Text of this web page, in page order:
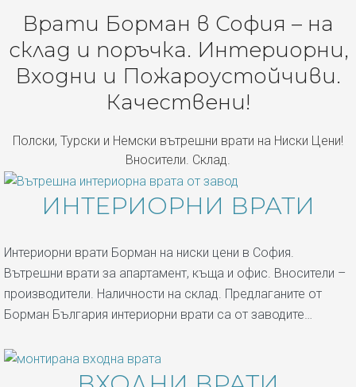
Врати Борман в София – на
склад и поръчка. Интериорни,
Входни и Пожароустойчиви.
Качествени!
Полски, Турски и Немски вътрешни врати на Ниски Цени!
Вносители. Склад.
ИНТЕРИОРНИ ВРАТИ
Интериорни врати Борман на ниски цени в София.
Вътрешни врати за апартамент, къща и офис. Вносители –
производители. Наличности на склад. Предлаганите от
Борман България интериорни врати са от заводите…